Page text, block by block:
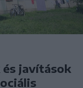
javítások